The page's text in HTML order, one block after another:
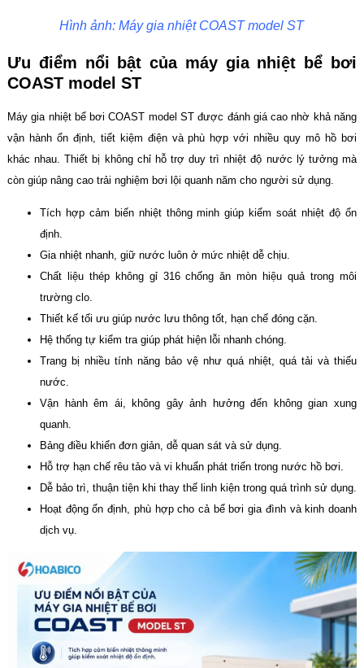
Hình ảnh: Máy gia nhiệt COAST model ST
Ưu điểm nổi bật của máy gia nhiệt bể bơi
COAST model ST
Máy gia nhiệt bể bơi COAST model ST được đánh giá cao nhờ khả năng
vận hành ổn định, tiết kiệm điện và phù hợp với nhiều quy mô hồ bơi
khác nhau. Thiết bị không chỉ hỗ trợ duy trì nhiệt độ nước lý tưởng mà
còn giúp nâng cao trải nghiệm bơi lội quanh năm cho người sử dụng.
Tích hợp cảm biến nhiệt thông minh giúp kiểm soát nhiệt độ ổn
định.
Gia nhiệt nhanh, giữ nước luôn ở mức nhiệt dễ chịu.
Chất liệu thép không gỉ 316 chống ăn mòn hiệu quả trong môi
trường clo.
Thiết kế tối ưu giúp nước lưu thông tốt, hạn chế đóng cặn.
Hệ thống tự kiểm tra giúp phát hiện lỗi nhanh chóng.
Trang bị nhiều tính năng bảo vệ như quá nhiệt, quá tải và thiếu
nước.
Vận hành êm ái, không gây ảnh hưởng đến không gian xung
quanh.
Bảng điều khiển đơn giản, dễ quan sát và sử dụng.
Hỗ trợ hạn chế rêu tảo và vi khuẩn phát triển trong nước hồ bơi.
Dễ bảo trì, thuận tiện khi thay thế linh kiện trong quá trình sử dụng.
Hoạt động ổn định, phù hợp cho cả bể bơi gia đình và kinh doanh
dịch vụ.